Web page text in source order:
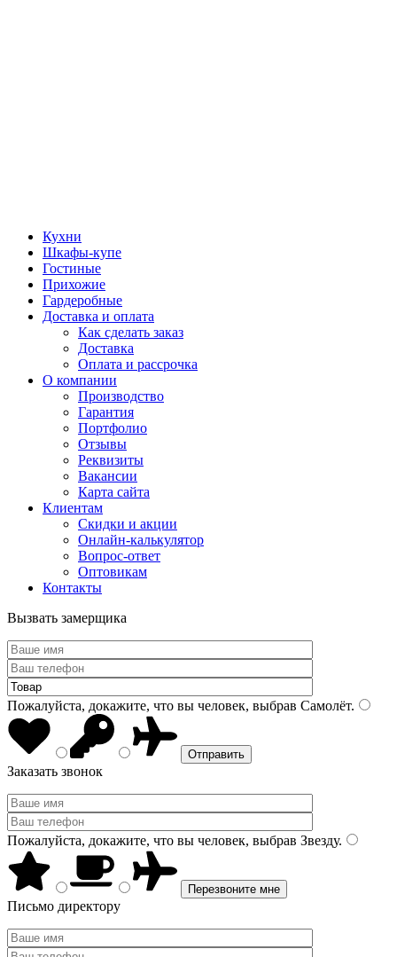
Кухни
Шкафы-купе
Гостиные
Прихожие
Гардеробные
Доставка и оплата
Как сделать заказ
Доставка
Оплата и рассрочка
О компании
Производство
Гарантия
Портфолио
Отзывы
Реквизиты
Вакансии
Карта сайта
Клиентам
Скидки и акции
Онлайн-калькулятор
Вопрос-ответ
Оптовикам
Контакты
Вызвать замерщика
Пожалуйста, докажите, что вы человек, выбрав Самолёт.
Заказать звонок
Пожалуйста, докажите, что вы человек, выбрав Звезду.
Письмо директору